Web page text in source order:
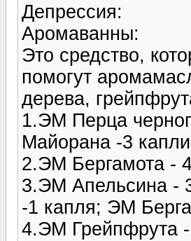
Депрессия:
Аромаванны:
Это средство,
помогут
дерева,
1.ЭМ Перца
Майорана -3 капли
2.ЭМ Бергамота -
3.ЭМ Апельсина -
-1 капля; ЭМ
4.ЭМ Грейпфрута